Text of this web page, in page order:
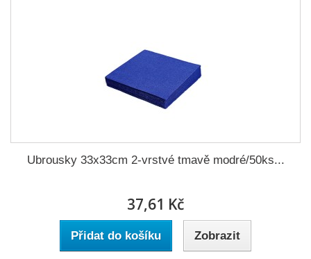
Ubrousky 33x33cm 2-vrstvé tmavě modré/50ks...
37,61 Kč
Přidat do košíku Zobrazit